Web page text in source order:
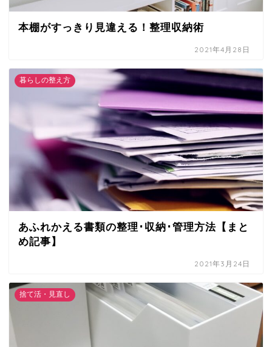
本棚がすっきり見違える！整理収納術
2021年4月28日
暮らしの整え方
あふれかえる書類の整理･収納･管理方法【まと
め記事】
2021年3月24日
捨て活・見直し